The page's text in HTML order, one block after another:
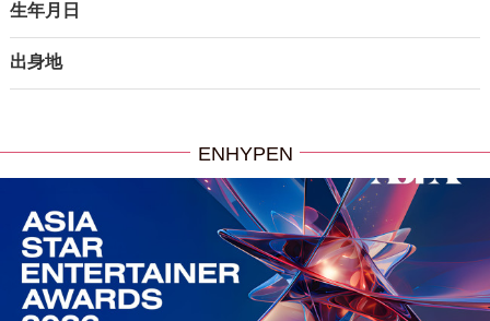
生年月日
出身地
ENHYPEN